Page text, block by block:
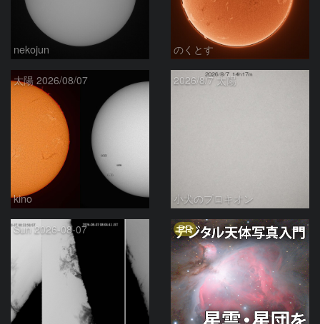
nekojun のくとす
太陽 2026/08/07
kino
2026/8/7 太陽
小犬のプロキオン
Sun 2026-08-07 PR